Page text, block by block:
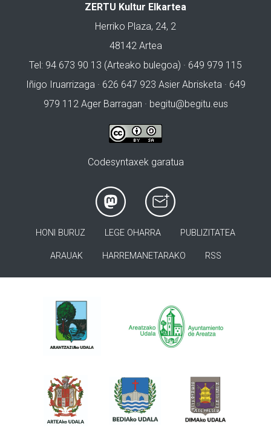
ZERTU Kultur Elkartea
Herriko Plaza, 24, 2
48142 Artea
Tel: 94 673 90 13 (Arteako bulegoa) · 649 979 115
Iñigo Iruarrizaga · 626 647 923 Asier Abrisketa · 649
979 112 Ager Barragan · begitu@begitu.eus
Codesyntaxek garatua
HONI BURUZ LEGE OHARRA PUBLIZITATEA
ARAUAK HARREMANETARAKO RSS